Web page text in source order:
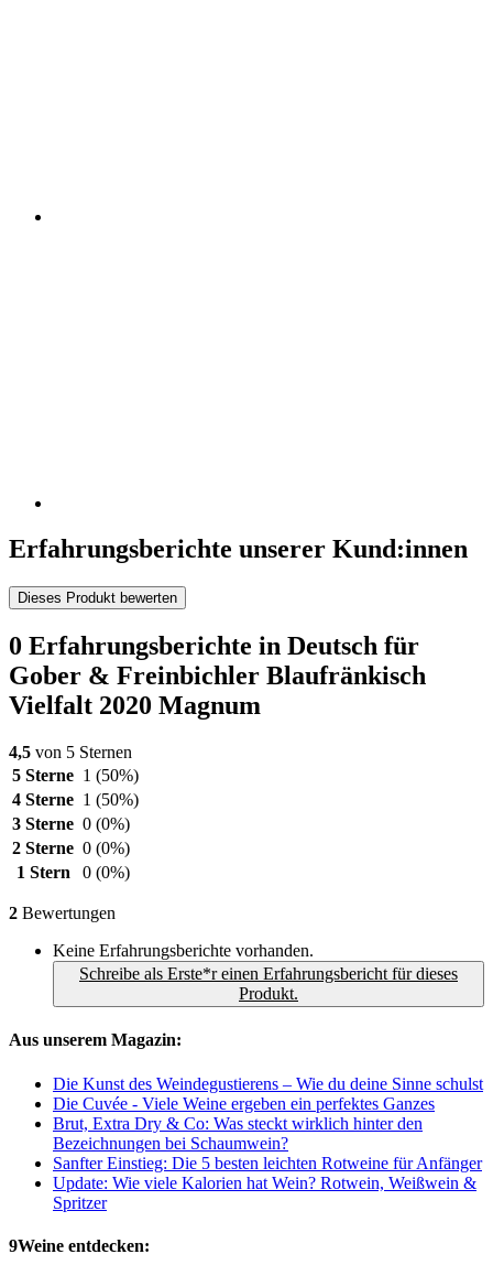
Erfahrungsberichte unserer Kund:innen
Dieses Produkt bewerten
0 Erfahrungsberichte in Deutsch für
Gober & Freinbichler Blaufränkisch
Vielfalt 2020 Magnum
4,5 von 5 Sternen
5 Sterne 1 (50%)
4 Sterne 1 (50%)
3 Sterne 0 (0%)
2 Sterne 0 (0%)
1 Stern
0 (0%)
2 Bewertungen
Keine Erfahrungsberichte vorhanden.
Schreibe als Erste*r einen Erfahrungsbericht für dieses
Produkt.
Aus unserem Magazin:
Die Kunst des Weindegustierens – Wie du deine Sinne schulst
Die Cuvée - Viele Weine ergeben ein perfektes Ganzes
Brut, Extra Dry & Co: Was steckt wirklich hinter den
Bezeichnungen bei Schaumwein?
Sanfter Einstieg: Die 5 besten leichten Rotweine für Anfänger
Update: Wie viele Kalorien hat Wein? Rotwein, Weißwein &
Spritzer
9Weine entdecken: